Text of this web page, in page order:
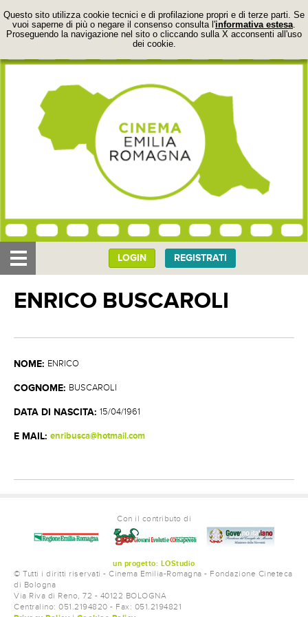
Questo sito utilizza cookie tecnici e di profilazione propri e di terze parti. Se
vuoi saperne di più o negare il consenso consulta l'informativa estesa.
Proseguendo la navigazione nel sito o cliccando sulla X acconsenti all'uso
dei cookie.
LOGIN REGISTRATI
REGISTI
ENRICO BUSCAROLI
NOME: ENRICO
COGNOME: BUSCAROLI
DATA DI NASCITA: 15/04/1961
E MAIL: enribusca@hotmail.com
Con il contributo di
un progetto: LOStudio
© Tutti i diritti riservati - Cinema Emilia-Romagna - Fondazione Cineteca
di Bologna
Via Riva di Reno, 72 - 40122 BOLOGNA
Centralino: 051.2194820 - Fax: 051.2194821